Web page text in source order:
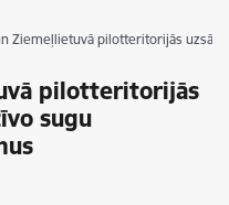
Ziemeļlietuvā pilotteritorijās
pilotteritorijās
sugu